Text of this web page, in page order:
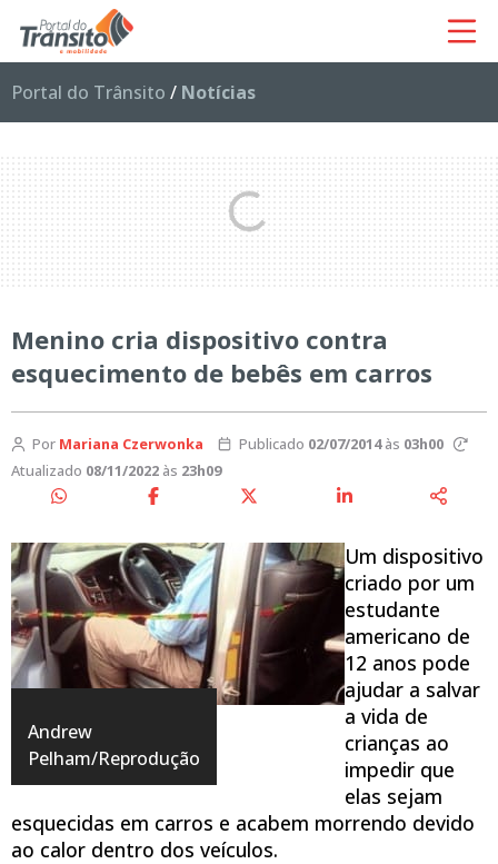
Portal do Trânsito / Notícias
Menino cria dispositivo contra
esquecimento de bebês em carros
Por Mariana Czerwonka Publicado 02/07/2014às 03h00
Atualizado 08/11/2022 às 23h09
Andrew
Pelham/Reprodução
Um dispositivo
criado por um
estudante
americano de
12 anos pode
ajudar a salvar
a vida de
crianças ao
impedir que
elas sejam
esquecidas em carros e acabem morrendo devido
ao calor dentro dos veículos.